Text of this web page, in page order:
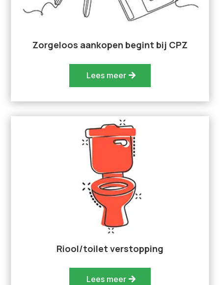
Zorgeloos aankopen begint bij CPZ
Lees meer
Riool/toilet verstopping
Lees meer